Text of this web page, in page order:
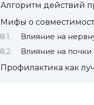
Алгоритм действий
Мифы о
Влияние на
Влияние на почки
Профилактика как